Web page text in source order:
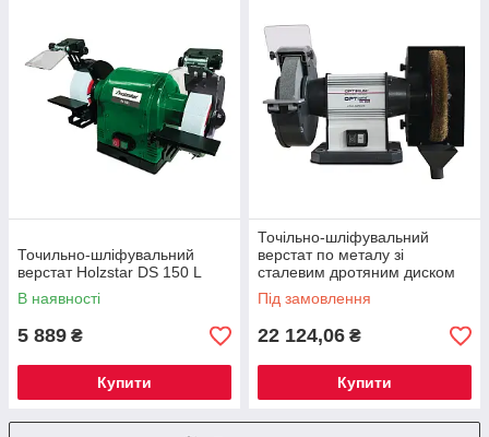
Точильно-шліфувальний
верстат Holzstar DS 150 L
В наявності
5 889 ₴
Купити
Точільно-шліфувальний
верстат по металу зі
сталевим дротяним диском
OPTIgrind GU 25B (380 В)
Під замовлення
22 124,06 ₴
Купити